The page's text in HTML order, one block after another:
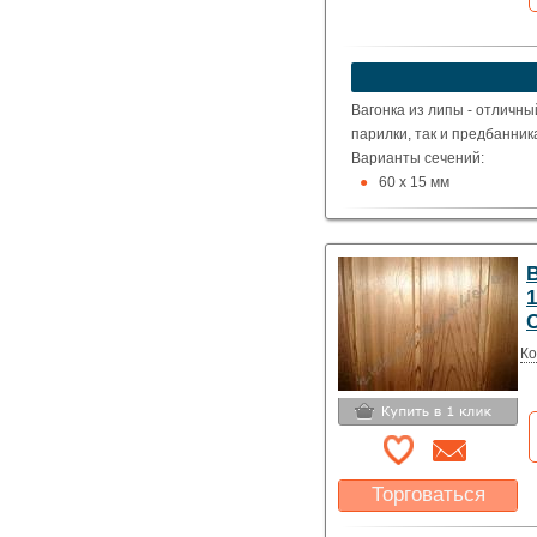
Вагонка из липы -
парилки, так и
Варианты сечений:
60 х 15 мм
77 х 14 мм
Торговаться
Какая цена Вас